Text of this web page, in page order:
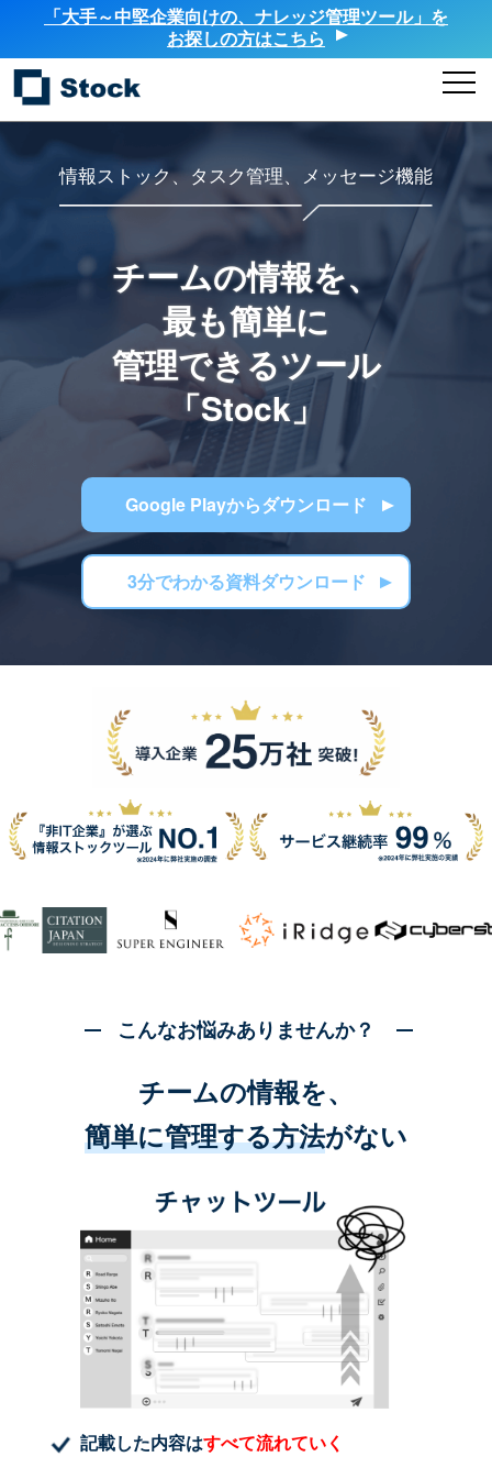
「大手～中堅企業向けの、ナレッジ管理ツール」を
お探しの方はこちら
情報ストック、タスク管理、メッセージ機能
チームの情報を、
最も簡単に
管理できるツール
「Stock」
Google Playからダウンロード
3分でわかる資料ダウンロード
こんなお悩みありませんか？
チームの情報を、
簡単に管理する方法がない
記載した内容はすべて流れていく